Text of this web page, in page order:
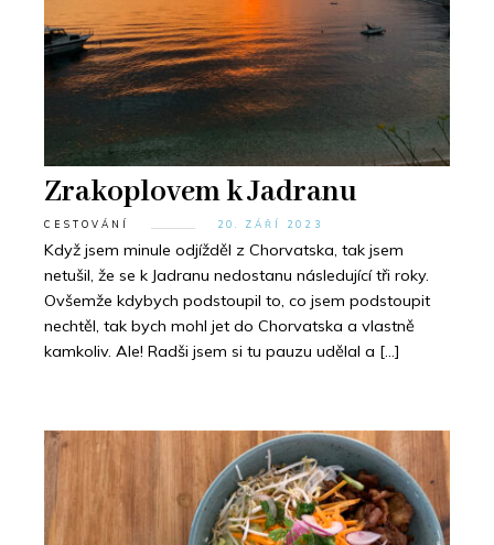
Zrakoplovem k Jadranu
CESTOVÁNÍ 20. ZÁŘÍ 2023
Když jsem minule odjížděl z Chorvatska, tak jsem
netušil, že se k Jadranu nedostanu následující tři roky.
Ovšemže kdybych podstoupil to, co jsem podstoupit
nechtěl, tak bych mohl jet do Chorvatska a vlastně
kamkoliv. Ale! Radši jsem si tu pauzu udělal a […]